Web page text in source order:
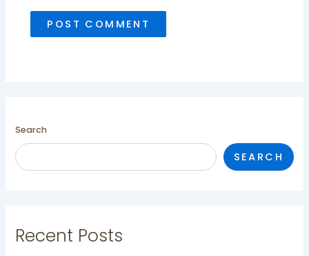
Search
SEARCH
Recent Posts